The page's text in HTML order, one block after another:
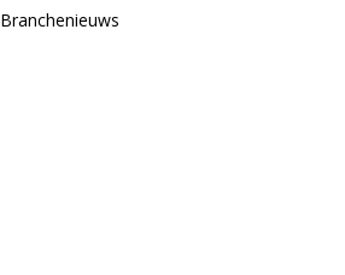
Branchenieuws